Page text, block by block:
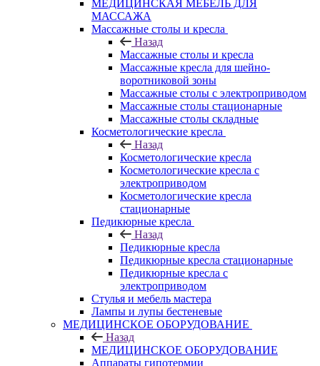
МЕДИЦИНСКАЯ МЕБЕЛЬ ДЛЯ
МАССАЖА
Массажные столы и кресла
Назад
Массажные столы и кресла
Массажные кресла для шейно-
воротниковой зоны
Массажные столы с электроприводом
Массажные столы стационарные
Массажные столы складные
Косметологические кресла
Назад
Косметологические кресла
Косметологические кресла с
электроприводом
Косметологические кресла
стационарные
Педикюрные кресла
Назад
Педикюрные кресла
Педикюрные кресла стационарные
Педикюрные кресла с
электроприводом
Стулья и мебель мастера
Лампы и лупы бестеневые
МЕДИЦИНСКОЕ ОБОРУДОВАНИЕ
Назад
МЕДИЦИНСКОЕ ОБОРУДОВАНИЕ
Аппараты гипотермии